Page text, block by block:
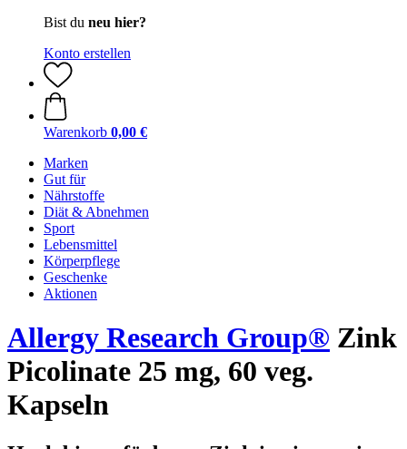
Bist du neu hier?
Konto erstellen
Warenkorb 0,00 €
Marken
Gut für
Nährstoffe
Diät & Abnehmen
Sport
Lebensmittel
Körperpflege
Geschenke
Aktionen
Allergy Research Group® Zink
Picolinate 25 mg, 60 veg.
Kapseln